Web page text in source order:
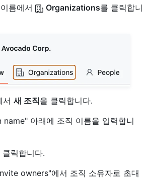
름에서
Organizations를 클릭합니
서 새 조직을 클릭합니다.
아래에 조직 이름을 입력합니
클릭합니다.
owners"에서 조직 소유자로 초대